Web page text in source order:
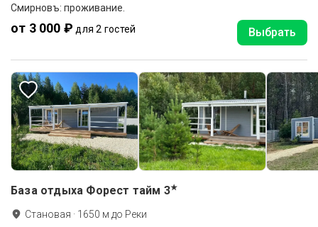
Смирновъ: проживание.
от 3 000 ₽ для 2 гостей Выбрать
База отдыха Форест тайм 3★
Становая · 1650 м до Реки